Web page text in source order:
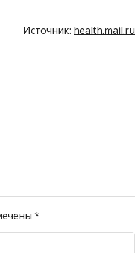
Источник: health.mail.ru
*